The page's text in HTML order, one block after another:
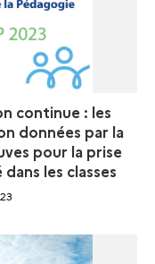
continue : les
données par la
pour la prise
les classes